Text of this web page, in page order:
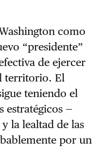
como
“presidente”
de ejercer
territorio. El
teniendo el
estratégicos —
la lealtad de las
por un